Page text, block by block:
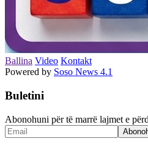
Ballina Video Kontakt
Powered by Soso News 4.1
Buletini
Abonohuni për të marrë lajmet e